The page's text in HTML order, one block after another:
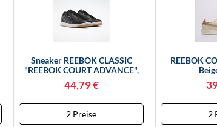
Sneaker REEBOK CLASSIC
"REEBOK COURT ADVANCE",
Damen, Gr. 38,5, Schwarz,
Synthetik, Schuhe Sneaker
44,79 €
2 Preise
REEBOK
2